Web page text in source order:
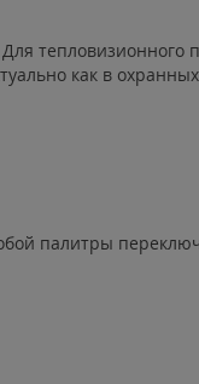
тепловизионного
как в охранных
палитры